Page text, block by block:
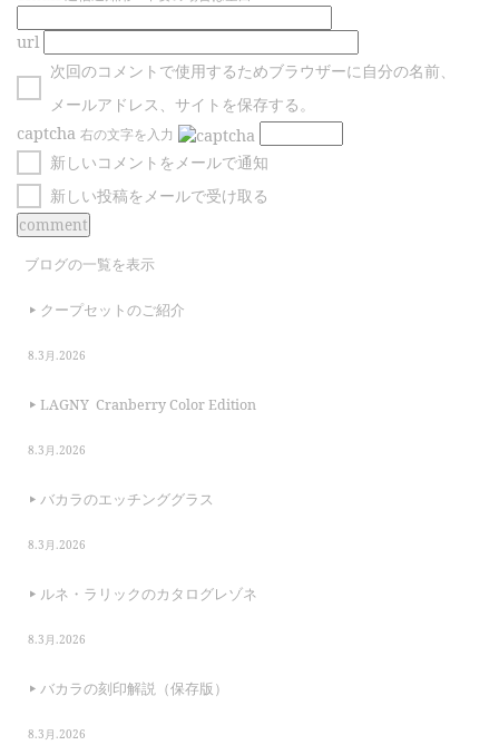
url
次回のコメントで使用するためブラウザーに自分の名前、
メールアドレス、サイトを保存する。
captcha 右の文字を入力
新しいコメントをメールで通知
新しい投稿をメールで受け取る
ブログの一覧を表示
クープセットのご紹介
8.3月.2026
LAGNY Cranberry Color Edition
8.3月.2026
バカラのエッチンググラス
8.3月.2026
ルネ・ラリックのカタログレゾネ
8.3月.2026
バカラの刻印解説（保存版）
8.3月.2026